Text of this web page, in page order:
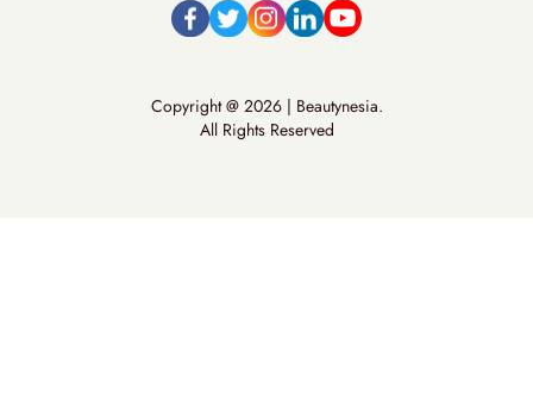
Copyright @ 2026 | Beautynesia.
All Rights Reserved